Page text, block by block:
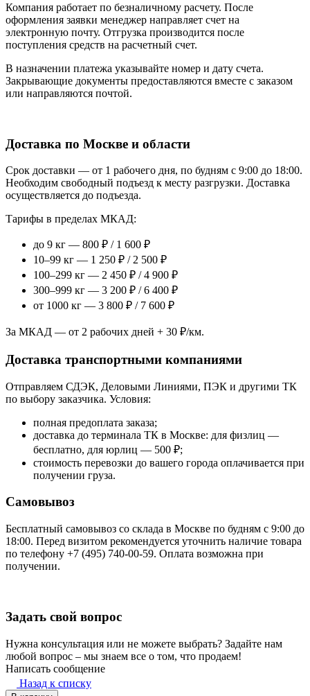
Компания работает по безналичному расчету. После
оформления заявки менеджер направляет счет на
электронную почту. Отгрузка производится после
поступления средств на расчетный счет.
В назначении платежа указывайте номер и дату счета.
Закрывающие документы предоставляются вместе с заказом
или направляются почтой.
Доставка по Москве и области
Срок доставки — от 1 рабочего дня, по будням с 9:00 до 18:00.
Необходим свободный подъезд к месту разгрузки. Доставка
осуществляется до подъезда.
Тарифы в пределах МКАД:
до 9 кг — 800 ₽ / 1 600 ₽
10–99 кг — 1 250 ₽ / 2 500 ₽
100–299 кг — 2 450 ₽ / 4 900 ₽
300–999 кг — 3 200 ₽ / 6 400 ₽
от 1000 кг — 3 800 ₽ / 7 600 ₽
За МКАД — от 2 рабочих дней + 30 ₽/км.
Доставка транспортными компаниями
Отправляем СДЭК, Деловыми Линиями, ПЭК и другими ТК
по выбору заказчика. Условия:
полная предоплата заказа;
доставка до терминала ТК в Москве: для физлиц —
бесплатно, для юрлиц — 500 ₽;
стоимость перевозки до вашего города оплачивается при
получении груза.
Самовывоз
Бесплатный самовывоз со склада в Москве по будням с 9:00 до
18:00. Перед визитом рекомендуется уточнить наличие товара
по телефону +7 (495) 740-00-59. Оплата возможна при
получении.
Задать свой вопрос
Нужна консультация или не можете выбрать? Задайте нам
любой вопрос – мы знаем все о том, что продаем!
Написать сообщение
Назад к списку